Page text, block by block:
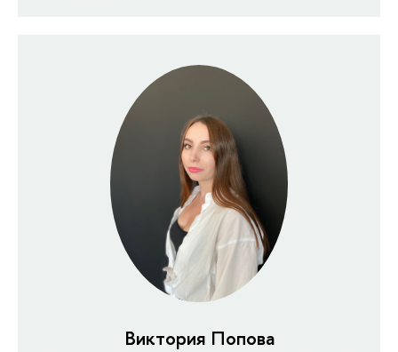
Виктория Попова